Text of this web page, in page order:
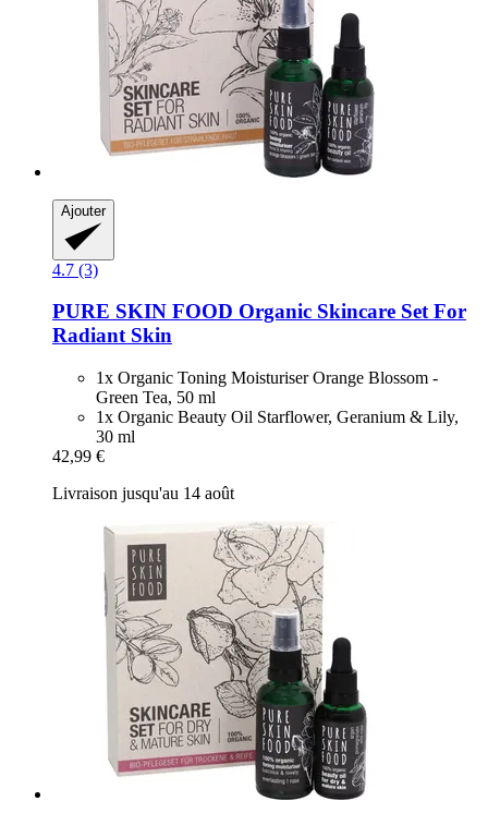
Ajouter
4.7 (3)
PURE SKIN FOOD Organic Skincare Set For
Radiant Skin
1x Organic Toning Moisturiser Orange Blossom -
Green Tea, 50 ml
1x Organic Beauty Oil Starflower, Geranium & Lily,
30 ml
42,99 €
Livraison jusqu'au 14 août